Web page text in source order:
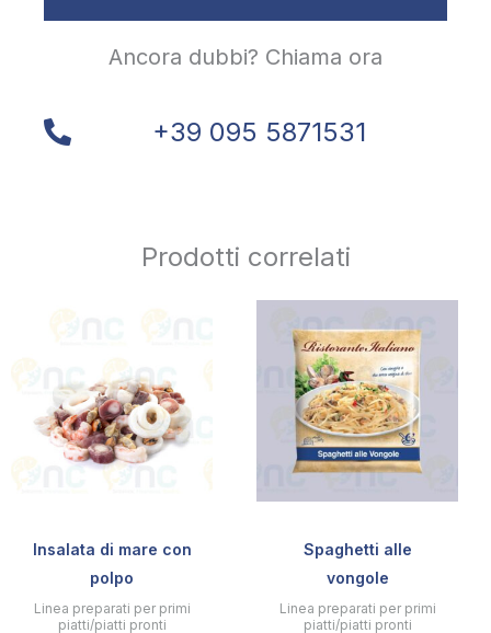
Ancora dubbi? Chiama ora
+39 095 5871531
Prodotti correlati
Insalata di mare con
polpo
Linea preparati per primi
piatti/piatti pronti
Spaghetti alle
vongole
Linea preparati per primi
piatti/piatti pronti